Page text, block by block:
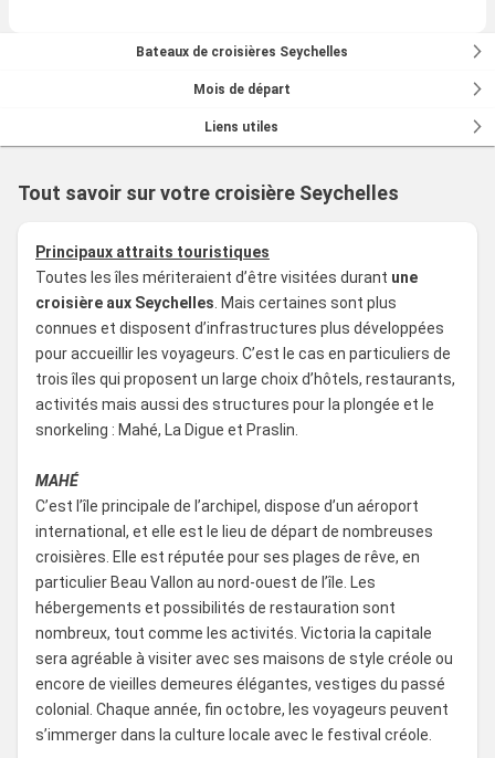
Bateaux de croisières Seychelles
Mois de départ
Liens utiles
Tout savoir sur votre croisière Seychelles
Principaux attraits touristiques
Toutes les îles mériteraient d’être visitées durant une
croisière aux Seychelles . Mais certaines sont plus
connues et disposent d’infrastructures plus développées
pour accueillir les voyageurs. C’est le cas en particuliers de
trois îles qui proposent un large choix d’hôtels, restaurants,
activités mais aussi des structures pour la plongée et le
snorkeling : Mahé, La Digue et Praslin.
MAHÉ
C’est l’île principale de l’archipel, dispose d’un aéroport
international, et elle est le lieu de départ de nombreuses
croisières. Elle est réputée pour ses plages de rêve, en
particulier Beau Vallon au nord-ouest de l’île. Les
hébergements et possibilités de restauration sont
nombreux, tout comme les activités. Victoria la capitale
sera agréable à visiter avec ses maisons de style créole ou
encore de vieilles demeures élégantes, vestiges du passé
colonial. Chaque année, fin octobre, les voyageurs peuvent
s’immerger dans la culture locale avec le festival créole.